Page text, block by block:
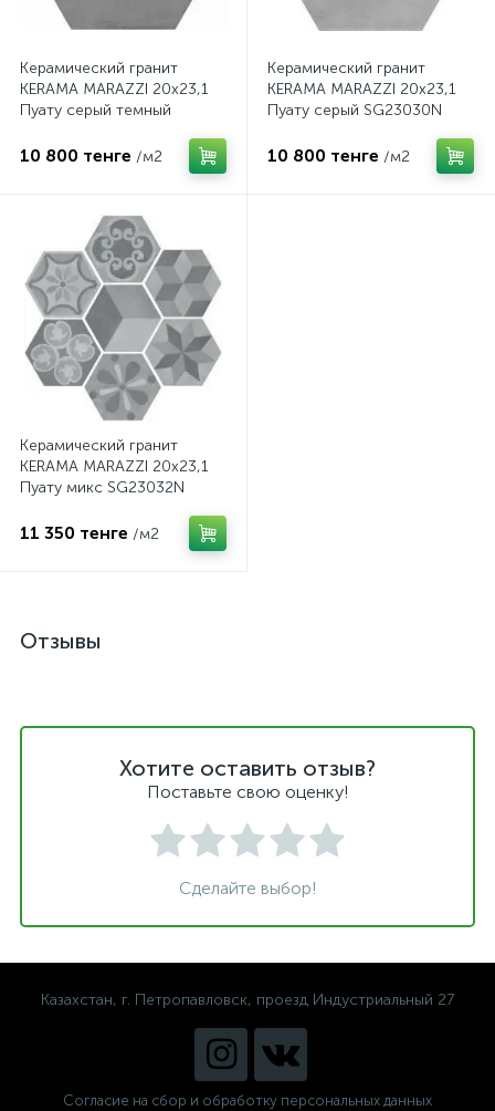
Керамический гранит
KERAMA MARAZZI 20х23,1
Пуату серый темный
10 800 тенге /м2
Керамический гранит
KERAMA MARAZZI 20х23,1
Пуату серый SG23030N
10 800 тенге /м2
Керамический гранит
KERAMA MARAZZI 20х23,1
Пуату микс SG23032N
11 350 тенге /м2
Отзывы
Хотите оставить отзыв?
Поставьте свою оценку!
Сделайте выбор!
Казахстан, г. Петропавловск, проезд Индустриальный 27
Согласие на сбор и обработку персональных данных